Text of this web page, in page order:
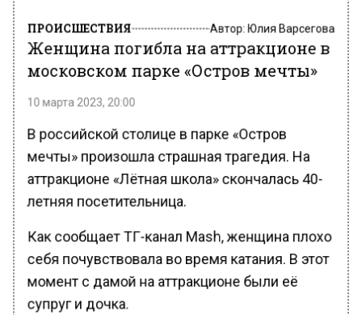
ПРОИСШЕСТВИЯ Автор:Юлия Варсегова
Женщина погибла на аттракционе в
московском парке «Остров мечты»
10 марта 2023, 20:00
В российской столице в парке «Остров
мечты» произошла страшная трагедия. На
аттракционе «Лётная школа» скончалась 40-
летняя посетительница.
Как сообщает ТГ-канал Mash, женщина плохо
себя почувствовала во время катания. В этот
момент с дамой на аттракционе были её
супруг и дочка.